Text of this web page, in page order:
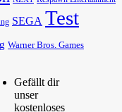
SEGA Test
Warner Bros. Games
Gefällt dir
unser
kostenloses